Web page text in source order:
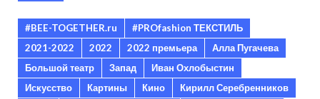
#BEE-TOGETHER.ru
#PROfashion ТЕКСТИЛЬ
2021-2022
2022 2022 премьера
Алла Пугачева
Большой театр
Запад
Иван Охлобыстин
Искусство
Картины Кино
Кирилл Серебренников